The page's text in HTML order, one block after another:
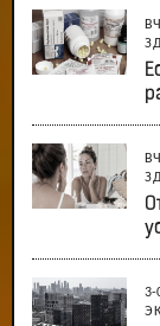
3-